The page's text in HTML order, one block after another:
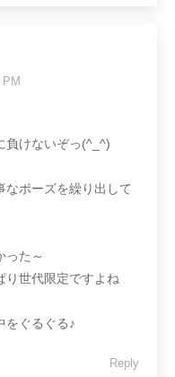
負けないぞっ(^_^)
なポーズを繰り出して
った～
り世代限定ですよね
をぐるぐる♪
Reply